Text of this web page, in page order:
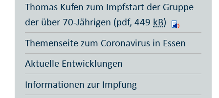
Thomas Kufen zum Impfstart der Gruppe
der über 70-Jährigen (pdf, 449 kB)
Themenseite zum Coronavirus in Essen
Aktuelle Entwicklungen
Informationen zur Impfung